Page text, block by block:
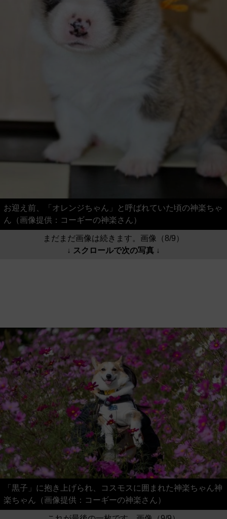
お迎え前、「オレンジちゃん」と呼ばれていた頃の神楽ちゃ
ん（画像提供：コーギーの神楽さん）
まだまだ画像は続きます。画像（8/9）
↓ スクロールで次の写真 ↓
「黒子」に抱き上げられ、コスモスに囲まれた神楽ちゃん神
楽ちゃん（画像提供：コーギーの神楽さん）